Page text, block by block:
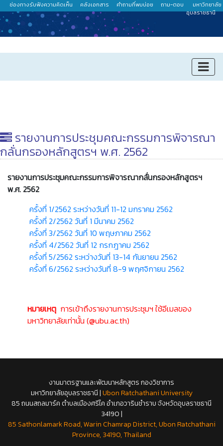
ช่องทางรับฟังความคิดเห็น คลังเอกสาร คำถามที่พบบ่อย ถาม-ตอบ
มหาวิทยาลัย
อุบลราชธานี
รายงานการประชุมคณะกรรมการพิจารณา
กลั่นกรองหลักสูตรฯ พ.ศ. 2562
รายงานการประชุมคณะกรรมการพิจารณากลั่นกรองหลักสูตรฯ
พ.ศ. 2562
ครั้งที่ 1/2562 ระหว่างวันที่ 11-12 มกราคม 2562
ครั้งที่ 2/2562 วันที่ 1 มีนาคม 2562
ครั้งที่ 3/2562 วันที่ 10 พฤษภาคม 2562
ครั้งที่ 4/2562 วันที่ 12 กรกฎาคม 2562
ครั้งที่ 5/2562 ระหว่างวันที่ 13-14 กันยายน 2562
ครั้งที่ 6/2562 ระหว่างวันที่ 8-9 พฤศจิกายน 2562
หมายเหตุ การเข้าถึงรายงานการประชุมฯ ใช้อีเมลของ
มหาวิทยาลัยเท่านั้น (@ubu.ac.th)
งานมาตรฐานและพัฒนาหลักสูตร กองวิชาการ
มหาวิทยาลัยอุบลราชธานี |Ubon Ratchathani University
85 ถนนสถลมาร์ค ตำบลเมืองศรีไค อำเภอวารินชำราบ จังหวัดอุบลราชธานี
34190 |
85 Sathonlamark Road, Warin Chamrap District, Ubon Ratchathani
Province, 34190, Thailand